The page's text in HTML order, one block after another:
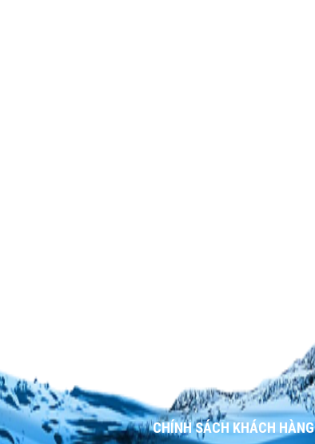
CHÍNH SÁCH KHÁCH HÀNG